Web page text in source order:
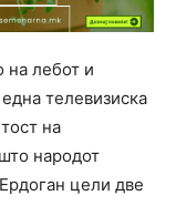
на лебот и
телевизиска
на
народот
цели две